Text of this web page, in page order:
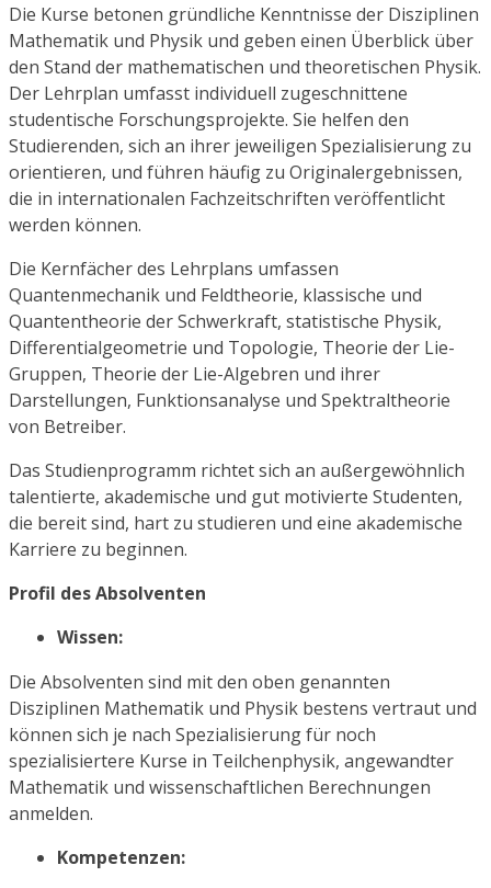
Die Kurse betonen gründliche Kenntnisse der Disziplinen
Mathematik und Physik und geben einen Überblick über
den Stand der mathematischen und theoretischen Physik.
Der Lehrplan umfasst individuell zugeschnittene
studentische Forschungsprojekte. Sie helfen den
Studierenden, sich an ihrer jeweiligen Spezialisierung zu
orientieren, und führen häufig zu Originalergebnissen,
die in internationalen Fachzeitschriften veröffentlicht
werden können.
Die Kernfächer des Lehrplans umfassen
Quantenmechanik und Feldtheorie, klassische und
Quantentheorie der Schwerkraft, statistische Physik,
Differentialgeometrie und Topologie, Theorie der Lie-
Gruppen, Theorie der Lie-Algebren und ihrer
Darstellungen, Funktionsanalyse und Spektraltheorie
von Betreiber.
Das Studienprogramm richtet sich an außergewöhnlich
talentierte, akademische und gut motivierte Studenten,
die bereit sind, hart zu studieren und eine akademische
Karriere zu beginnen.
Profil des Absolventen
Wissen:
Die Absolventen sind mit den oben genannten
Disziplinen Mathematik und Physik bestens vertraut und
können sich je nach Spezialisierung für noch
spezialisiertere Kurse in Teilchenphysik, angewandter
Mathematik und wissenschaftlichen Berechnungen
anmelden.
Kompetenzen: